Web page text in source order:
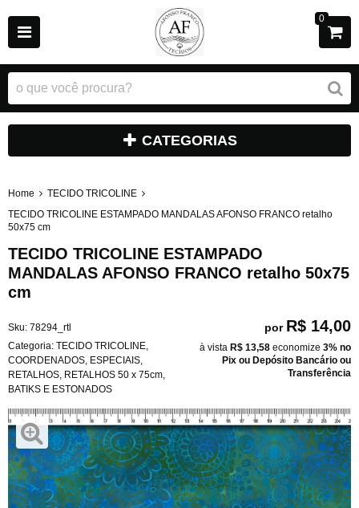
0
CATEGORIAS
Home
TECIDO TRICOLINE
TECIDO TRICOLINE ESTAMPADO MANDALAS AFONSO FRANCO retalho
50x75 cm
TECIDO TRICOLINE ESTAMPADO
MANDALAS AFONSO FRANCO retalho 50x75
cm
Sku: 78294_rtl
Categoria: TECIDO TRICOLINE
COORDENADOS ESPECIAIS
RETALHOS RETALHOS 50 x 75cm
BATIKS E ESTONADOS
por R$ 14,00
à vista R$ 13,58 economize 3% no
Pix ou Depósito Bancário ou
Transferência